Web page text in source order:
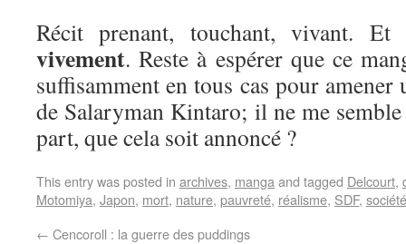
Récit prenant, touchant, vivant.
vivement. Reste à espérer que ce
suffisamment en tous cas pour
de Salaryman Kintaro; il ne me
part, que cela soit annoncé ?
This entry was posted in archives, manga and tagged Delcourt,
Motomiya, Japon, mort, nature, pauvreté, réalisme, SDF, société
← Cencoroll : la guerre des puddings